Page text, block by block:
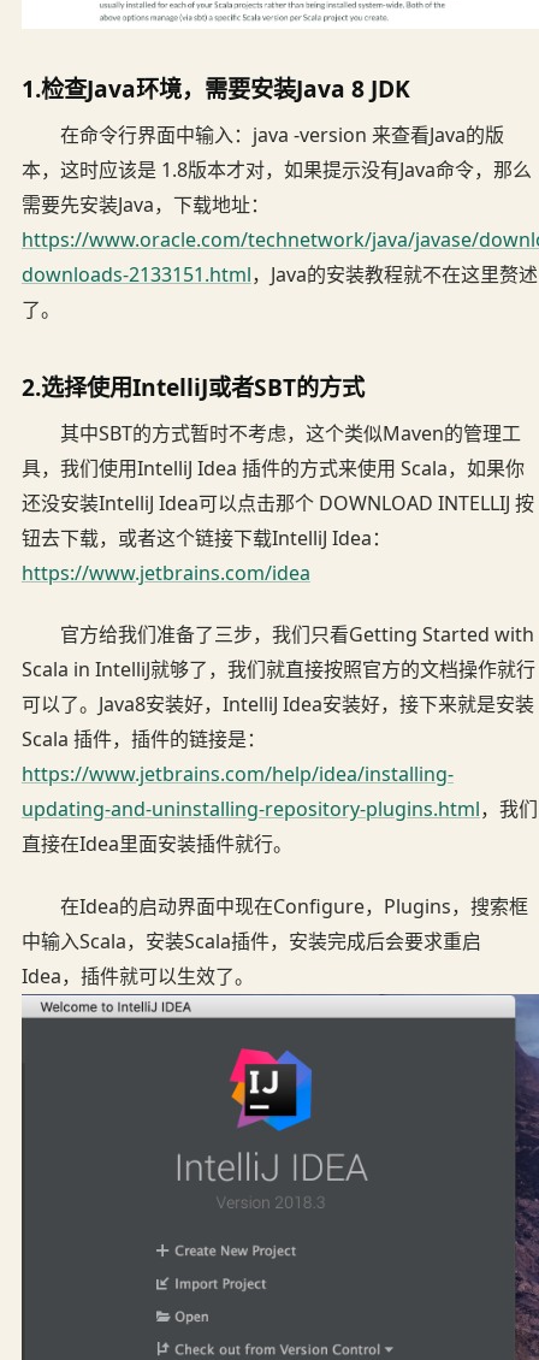
1.检查Java环境，需要安装Java 8 JDK
在命令行界面中输入：java -version 来查看Java的版
本，这时应该是 1.8版本才对，如果提示没有Java命令，那么
需要先安装Java，下载地址：
https://www.oracle.com/technetwork/java/javase/
downloads-2133151.html，Java的安装教程就不在这里赘述
了。
2.选择使用IntelliJ或者SBT的方式
其中SBT的方式暂时不考虑，这个类似Maven的管理工
具，我们使用IntelliJ Idea 插件的方式来使用 Scala，如果你
还没安装IntelliJ Idea可以点击那个 DOWNLOAD INTELLIJ 按
钮去下载，或者这个链接下载IntelliJ Idea：
https://www.jetbrains.com/idea
官方给我们准备了三步，我们只看Getting Started with
Scala in IntelliJ就够了，我们就直接按照官方的文档操作就行
可以了。Java8安装好，IntelliJ Idea安装好，接下来就是安装
Scala 插件，插件的链接是：
https://www.jetbrains.com/help/idea/installing-
updating-and-uninstalling-repository-plugins.html，我们
直接在Idea里面安装插件就行。
在Idea的启动界面中现在Configure，Plugins，搜索框
中输入Scala，安装Scala插件，安装完成后会要求重启
Idea，插件就可以生效了。